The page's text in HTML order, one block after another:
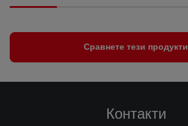
Сравнете тези продукти
Контакти